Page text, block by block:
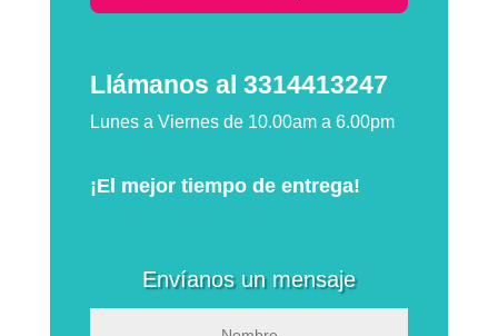
Llámanos al 3314413247
Lunes a Viernes de 10.00am a 6.00pm
¡El mejor tiempo de entrega!
Envíanos un mensaje